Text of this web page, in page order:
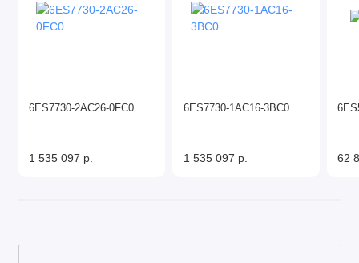
6ES7730-2AC26-0FC0
1 535 097 р.
6ES7730-1AC16-3BC0
1 535 097 р. 62